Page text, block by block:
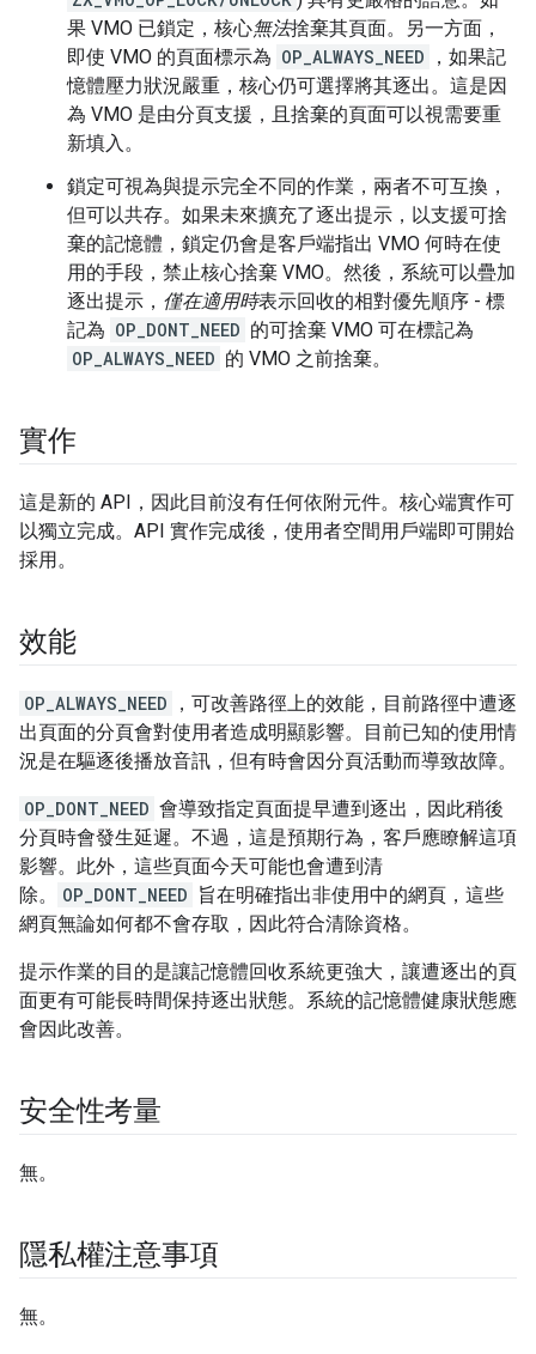
果 VMO 已鎖定，核心無法捨棄其頁面。另一方面，
即使 VMO 的頁面標示為 OP_ALWAYS_NEED
，如果記
憶體壓力狀況嚴重，核心仍可選擇將其逐出。這是因
為 VMO 是由分頁支援，且捨棄的頁面可以視需要重
新填入。
鎖定可視為與提示完全不同的作業，兩者不可互換，
但可以共存。如果未來擴充了逐出提示，以支援可捨
棄的記憶體，鎖定仍會是客戶端指出 VMO 何時在使
用的手段，禁止核心捨棄 VMO。然後，系統可以疊加
逐出提示， 僅在適用時表示回收的相對優先順序 - 標
記為 OP_DONT_NEED 的可捨棄 VMO 可在標記為
OP_ALWAYS_NEED 的 VMO 之前捨棄。
實作
這是新的 API，因此目前沒有任何依附元件。核心端實作可
以獨立完成。API 實作完成後，使用者空間用戶端即可開始
採用。
效能
OP_ALWAYS_NEED
，可改善路徑上的效能，目前路徑中遭逐
出頁面的分頁會對使用者造成明顯影響。目前已知的使用情
況是在驅逐後播放音訊，但有時會因分頁活動而導致故障。
OP_DONT_NEED 會導致指定頁面提早遭到逐出，因此稍後
分頁時會發生延遲。不過，這是預期行為，客戶應瞭解這項
影響。此外，這些頁面今天可能也會遭到清
除。
OP_DONT_NEED 旨在明確指出非使用中的網頁，這些
網頁無論如何都不會存取，因此符合清除資格。
提示作業的目的是讓記憶體回收系統更強大，讓遭逐出的頁
面更有可能長時間保持逐出狀態。系統的記憶體健康狀態應
會因此改善。
安全性考量
無。
隱私權注意事項
無。